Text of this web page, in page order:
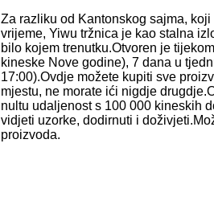
Za razliku od Kantonskog sajma,
vrijeme, Yiwu tržnica je kao stalna
bilo kojem trenutku.Otvoren je
kineske Nove godine), 7 dana u
17:00).Ovdje možete kupiti sve
mjestu, ne morate ići nigdje
nultu udaljenost s 100 000 kineskih
vidjeti uzorke, dodirnuti i
proizvoda.